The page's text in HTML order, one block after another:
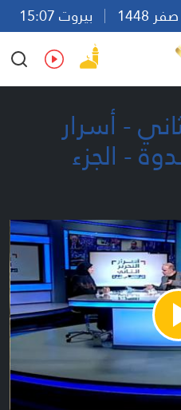
بيروت 15:07
Ar
En Fr Es
- أسرار
- الجزء